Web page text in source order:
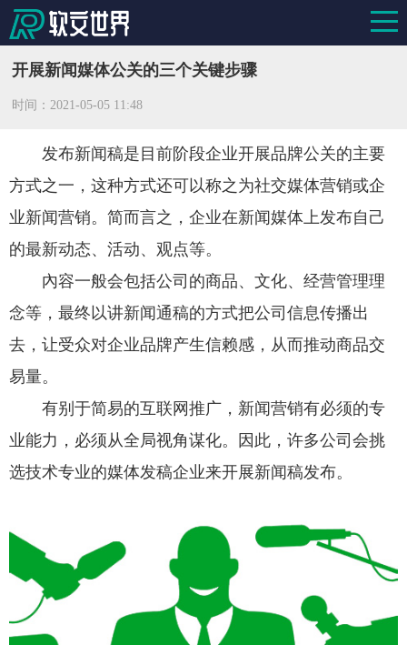
开展新闻媒体公关的三个关键步骤
时间：2021-05-05 11:48
发布新闻稿是目前阶段企业开展品牌公关的主要
方式之一，这种方式还可以称之为社交媒体营销或企
业新闻营销。简而言之，企业在新闻媒体上发布自己
的最新动态、活动、观点等。
內容一般会包括公司的商品、文化、经营管理理
念等，最终以讲新闻通稿的方式把公司信息传播出
去，让受众对企业品牌产生信赖感，从而推动商品交
易量。
有别于简易的互联网推广，新闻营销有必须的专
业能力，必须从全局视角谋化。因此，许多公司会挑
选技术专业的媒体发稿企业来开展新闻稿发布。